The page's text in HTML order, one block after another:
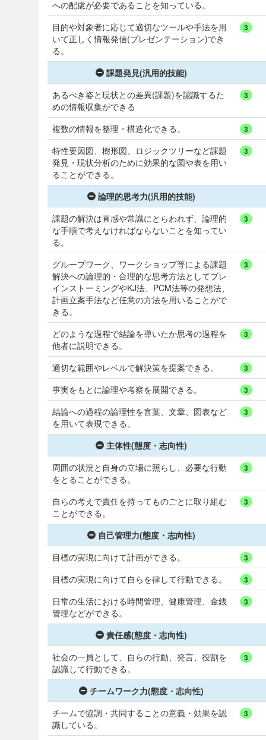
への配慮が必要であることを知っている。
目的や対象者に応じて適切なツールや手法を用
いて正しく情報発信(プレゼンテーション)でき
る。
3
課題発見(汎用的技能)
あるべき姿と現状との差異(課題)を認識するた
めの情報収集ができる
3
複数の情報を整理・構造化できる。 3
特性要因図、樹形図、ロジックツリーなど課題
発見・現状分析のために効果的な図や表を用い
ることができる。
3
論理的思考力(汎用的技能)
課題の解決は直感や常識にとらわれず、論理的
な手順で考えなければならないことを知ってい
る。
3
グループワーク、ワークショップ等による課題
解決への論理的・合理的な思考方法としてブレ
インストーミングやKJ法、PCM法等の発想法、
計画立案手法など任意の方法を用いることがで
きる。
3
どのような過程で結論を導いたか思考の過程を
他者に説明できる。
3
適切な範囲やレベルで解決策を提案できる。 3
事実をもとに論理や考察を展開できる。 3
結論への過程の論理性を言葉、文章、図表など
を用いて表現できる。
3
主体性(態度・志向性)
周囲の状況と自身の立場に照らし、必要な行動
をとることができる。
3
自らの考えで責任を持ってものごとに取り組む
ことができる。
3
自己管理力(態度・志向性)
目標の実現に向けて計画ができる。
3
目標の実現に向けて自らを律して行動できる。 3
日常の生活における時間管理、健康管理、金銭
管理などができる。
3
責任感(態度・志向性)
社会の一員として、自らの行動、発言、役割を
認識して行動できる。
3
チームワーク力(態度・志向性)
チームで協調・共同することの意義・効果を認
識している。
3